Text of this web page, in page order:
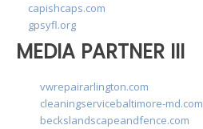
capishcaps.com
gpsyfl.org
MEDIA PARTNER III
vwrepairarlington.com
cleaningservicebaltimore-md.com
beckslandscapeandfence.com